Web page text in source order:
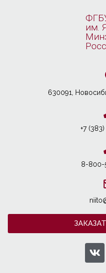
им.
630091,
+7
8-800-